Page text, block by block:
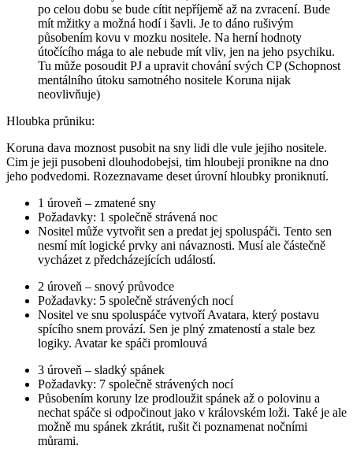
po celou dobu se bude cítit nepříjemě až na zvracení. Bude
mít mžitky a možná hodí i šavli. Je to dáno rušivým
působením kovu v mozku nositele. Na herní hodnoty
útočícího mága to ale nebude mít vliv, jen na jeho psychiku.
Tu může posoudit PJ a upravit chování svých CP (Schopnost
mentálního útoku samotného nositele Koruna nijak
neovlivňuje)
Hloubka průniku:
Koruna dava moznost pusobit na sny lidi dle vule jejiho nositele.
Cim je jeji pusobeni dlouhodobejsi, tim hloubeji pronikne na dno
jeho podvedomi. Rozeznavame deset úrovní hloubky proniknutí.
1 úroveň – zmatené sny
Požadavky: 1 společně strávená noc
Nositel může vytvořit sen a predat jej spoluspáči. Tento sen
nesmí mít logické prvky ani návaznosti. Musí ale částečně
vycházet z předcházejících událostí.
2 úroveň – snový průvodce
Požadavky: 5 společně strávených nocí
Nositel ve snu spoluspáče vytvoří Avatara, který postavu
spícího snem provází. Sen je plný zmateností a stale bez
logiky. Avatar ke spáči promlouvá
3 úroveň – sladký spánek
Požadavky: 7 společně strávených nocí
Působením koruny lze prodloužit spánek až o polovinu a
nechat spáče si odpočinout jako v královském loži. Také je ale
možně mu spánek zkrátit, rušit či poznamenat nočními
můrami.